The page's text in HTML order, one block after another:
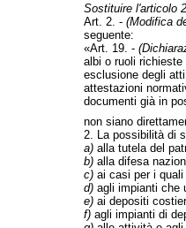
Sostituire l'articolo
Art. 2. - (Modifica
seguente:
«Art. 19. -
albi o ruoli
esclusione degli
attestazioni
documenti già in
non siano
2. La possibilità di
a)alla tutela del
b)alla difesa
c)ai casi per i quali
d)agli impianti che
e)ai depositi
f)agli impianti di